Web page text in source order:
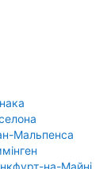
Мальпенса
на-Майні